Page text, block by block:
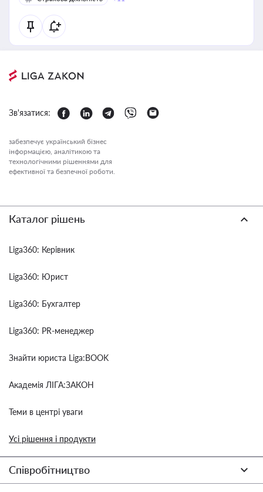
Зв'язатися:
забезпечує український бізнес
інформацією, аналітикою та
технологічними рішеннями для
ефективної та безпечної роботи.
Каталог рішень
Liga360: Керівник
Liga360: Юрист
Liga360: Бухгалтер
Liga360: PR-менеджер
Знайти юриста Liga:BOOK
Академія ЛІГА:ЗАКОН
Теми в центрі уваги
Усі рішення і продукти
Співробітництво